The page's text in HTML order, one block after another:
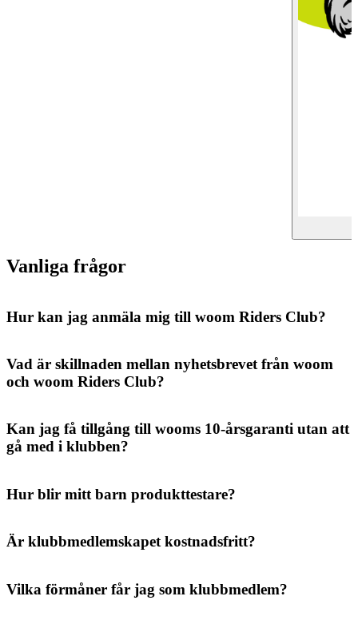
Vanliga frågor
Hur kan jag anmäla mig till woom Riders Club?
Vad är skillnaden mellan nyhetsbrevet från woom
och woom Riders Club?
Kan jag få tillgång till wooms 10-årsgaranti utan att
gå med i klubben?
Hur blir mitt barn produkttestare?
Är klubbmedlemskapet kostnadsfritt?
Vilka förmåner får jag som klubbmedlem?